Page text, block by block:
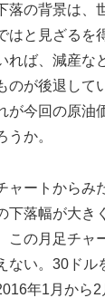
落の背景は、
はと見ざるを
れば、減産な
のが後退して
が今回の原油
うか。
ャートからみ
下落幅が大き
この月足チャ
ない。30ドル
年1月から